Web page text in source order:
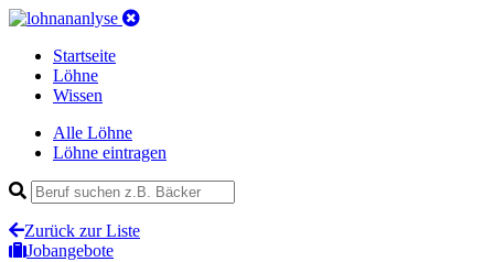
Startseite
Löhne
Wissen
Alle Löhne
Löhne eintragen
Zurück zur Liste
Jobangebote